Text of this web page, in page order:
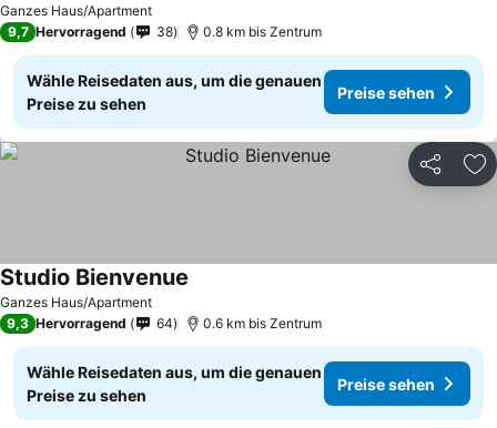
Ganzes Haus/Apartment
9,7 Hervorragend 38 0.8 km bis Zentrum
Wähle Reisedaten aus, um die genauen
Preise zu sehen
Preise sehen
Teilen
Ganzes Haus/Apartment
Studio Bienvenue
9,3 Hervorragend 64 0.6 km bis Zentrum
Wähle Reisedaten aus, um die genauen
Preise zu sehen
Preise sehen